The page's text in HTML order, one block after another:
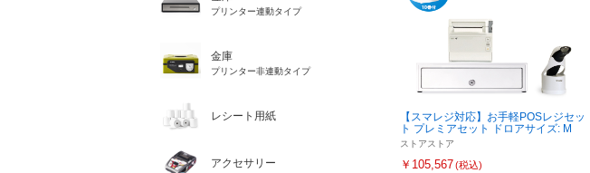
プリンター連動タイプ
金庫
プリンター非連動タイプ
レシート用紙
アクセサリー
【スマレジ対応】お手軽POSレジセッ
ト プレミアセット ドロアサイズ: M
ストアストア
￥105,567(税込)